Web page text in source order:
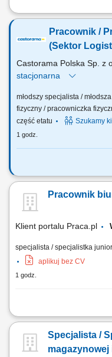
Do Twoich obowiązków
województwa łódzkiego.
współpracy z lekarzami,
Pracownik /
(Sektor
Castorama Polska Sp. z
stacjonarna
młodszy specjalista /
fizyczny / pracowniczka
część etatu
Szukamy
1 godz.
Twój zakres obowiązków
niezgodności;
towaru; właściwe
Pracownik
Klient portalu Praca.pl
specjalista / specjalistka
aplikuj bez CV
1 godz.
nadzór nad prawidłowością
magazynowej w programie
koordynatorem zakupu i
Specjalista /